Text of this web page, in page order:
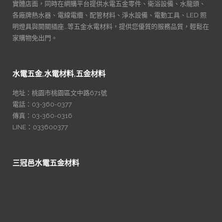
實體店面，同時在網購平台提供水電五金零件、衛浴設備、水龍頭、
各廠牌熱水器、電線電纜、配管材料、淨水設備、電動工具、LED 照
明燈具與開關插座…等五金水電材料，提供您優質的服務品質，輕鬆在
家購物免出門。
水電五金,水電材料,五金材料
地址：桃園市桃園區文中路671號
電話：03-360-0377
傳真：03-360-0316
LINE：033600377
三冠邑水電五金材料